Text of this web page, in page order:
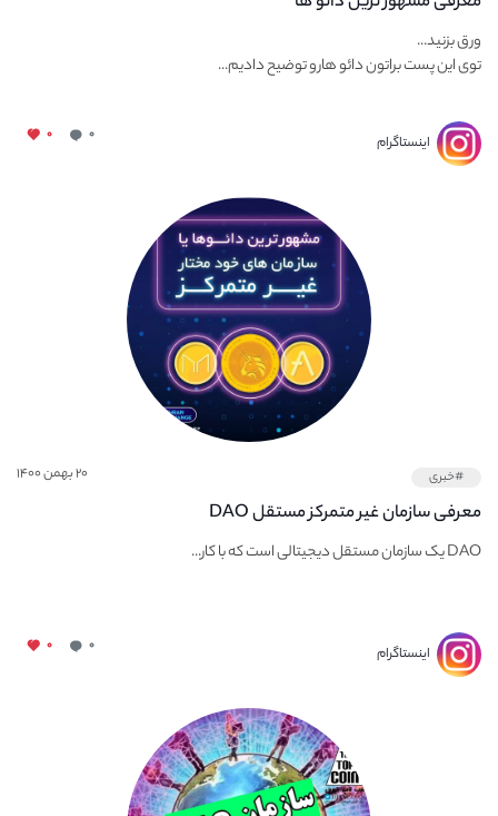
ورق بزنید...
توی این پست براتون دائو هارو توضیح دادیم...
اینستاگرام ۰ ۰
#خبری ۲۰ بهمن ۱۴۰۰
معرفی سازمان غیر متمرکز مستقل DAO
DAO یک سازمان مستقل دیجیتالی است که با کار...
اینستاگرام ۰ ۰